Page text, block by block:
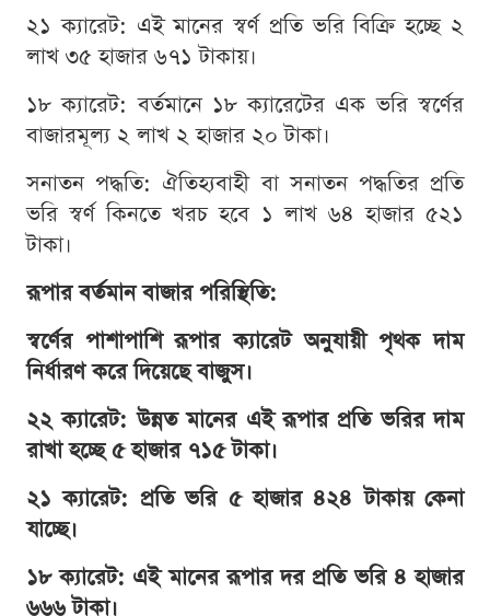
২১ ক্যারেট: এই মানের স্বর্ণ প্রতি ভরি বিক্রি হচ্ছে ২
লাখ ৩৫ হাজার ৬৭১ টাকায়।
১৮ ক্যারেট: বর্তমানে ১৮ ক্যারেটের এক ভরি স্বর্ণের
বাজারমূল্য ২ লাখ ২ হাজার ২০ টাকা।
সনাতন পদ্ধতি: ঐতিহ্যবাহী বা সনাতন পদ্ধতির প্রতি
ভরি স্বর্ণ কিনতে খরচ হবে ১ লাখ ৬৪ হাজার ৫২১
টাকা।
রূপার বর্তমান বাজার পরিস্থিতি:
স্বর্ণের পাশাপাশি রূপার ক্যারেট অনুযায়ী পৃথক দাম
নির্ধারণ করে দিয়েছে বাজুস।
২২ ক্যারেট: উন্নত মানের এই রূপার প্রতি ভরির দাম
রাখা হচ্ছে ৫ হাজার ৭১৫ টাকা।
২১ ক্যারেট: প্রতি ভরি ৫ হাজার ৪২৪ টাকায় কেনা
যাচ্ছে।
১৮ ক্যারেট: এই মানের রূপার দর প্রতি ভরি ৪ হাজার
৬৬৬ টাকা।